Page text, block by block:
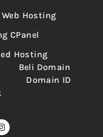
Web Hosting
CPanel
Hosting
Beli Domain
Domain ID